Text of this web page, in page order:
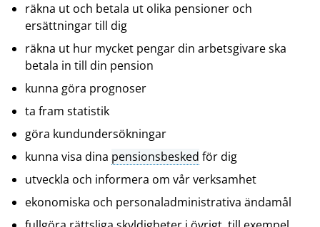
räkna ut och betala ut olika pensioner och
ersättningar till dig
räkna ut hur mycket pengar din arbetsgivare ska
betala in till din pension
kunna göra prognoser
ta fram statistik
göra kundundersökningar
kunna visa dina pensionsbesked för dig
utveckla och informera om vår verksamhet
ekonomiska och personaladministrativa ändamål